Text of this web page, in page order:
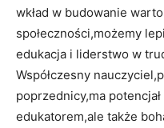
wkład ⁣w budowanie
‌społeczności,możemy
edukacja⁣ i liderstwo w
Współczesny
poprzednicy,ma
edukatorem,ale także⁣